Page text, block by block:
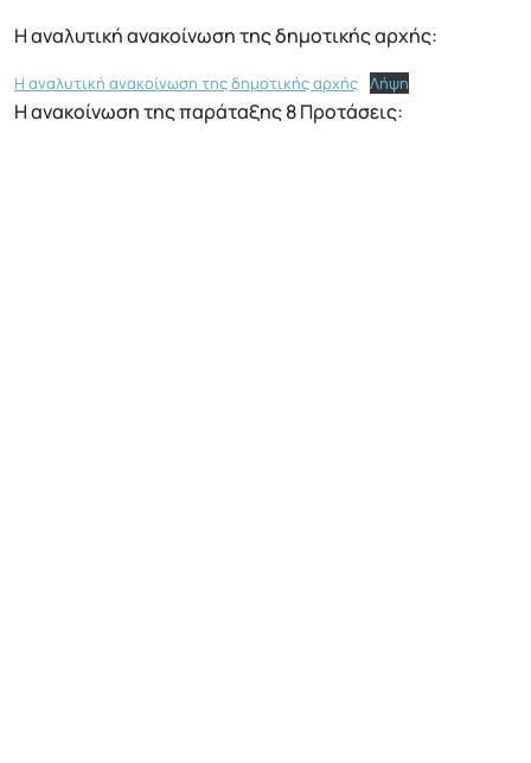
Η αναλυτική ανακοίνωση της δημοτικής αρχής:
Η αναλυτική ανακοίνωση της δημοτικής αρχής Λήψη
Η ανακοίνωση της παράταξης 8 Προτάσεις: